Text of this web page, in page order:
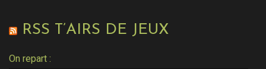
RSS T’AIRS DE JEUX
On repart :